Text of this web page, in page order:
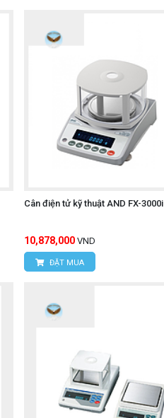
Cân điện tử kỹ thuật AND FX-3000i
10,878,000 VND
ĐẶT MUA